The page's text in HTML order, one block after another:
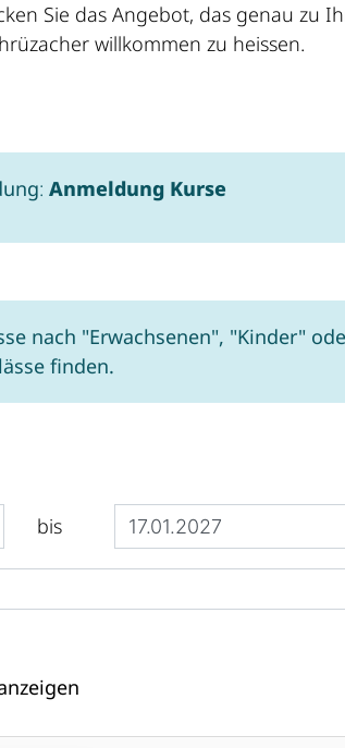
Sie das Angebot, das genau zu
willkommen zu heissen.
: Anmeldung Kurse
nach "Erwachsenen", "Kinder"
finden.
bis